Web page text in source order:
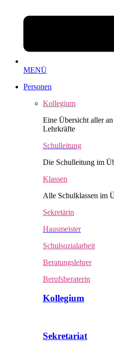
MENÜ
Personen
Kollegium
Eine Übersicht aller
Lehrkräfte
Schulleitung
Die Schulleitung im
Klassen
Alle Schulklassen im
Sekretärin
Hausmeister
Schulsozialarbeit
Beratungslehrer
Berufsberaterin
Kollegium
Sekretariat